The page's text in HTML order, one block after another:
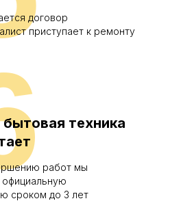
договор
приступает к ремонту
техника
работ мы
сроком до 3 лет